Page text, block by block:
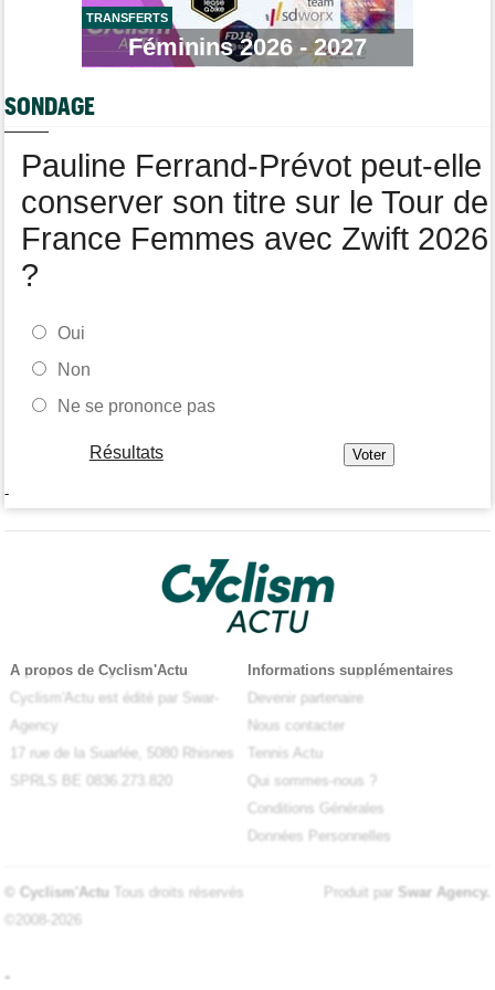
Route
Émilien Jacquelin va faire ses débuts en compétition le 16 août
Route
TRANSFERTS
Féminins 2026 - 2027
SONDAGE
Pauline Ferrand-Prévot peut-elle
conserver son titre sur le Tour de
France Femmes avec Zwift 2026
?
Oui
Non
Ne se prononce pas
Résultats
-
A propos de Cyclism'Actu
Cyclism'Actu est édité par Swar-
Agency
17 rue de la Suarlée, 5080 Rhisnes
SPRLS BE 0836.273.820
Informations supplémentaires
Devenir partenaire
Nous contacter
Tennis Actu
Qui sommes-nous ?
Conditions Générales
Données Personnelles
© Cyclism'Actu Tous droits réservés
©2008-2026
Produit par Swar Agency.
-